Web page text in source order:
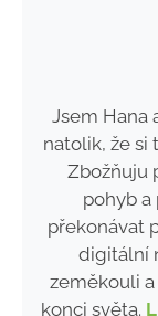
Jsem Hana
natolik, že si
Zbožňuju
pohyb a
překonávat
digitální
zeměkouli
konci světa.